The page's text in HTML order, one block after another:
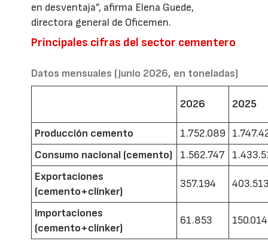
en desventaja”, afirma Elena Guede,
directora general de Oficemen.
Principales cifras del sector cementero
Datos mensuales (junio 2026, en toneladas)
2026 2025
Producción cemento 1.752.089
Consumo nacional (cemento)
1.562.747
Exportaciones
(cemento+clínker)
357.194
Importaciones
(cemento+clínker)
61.853 150.014